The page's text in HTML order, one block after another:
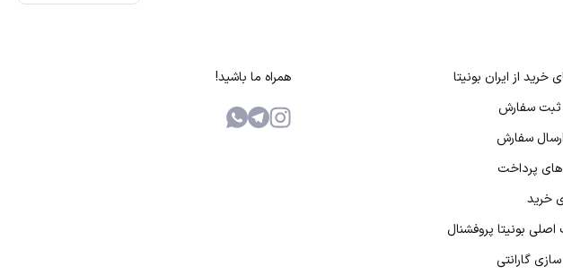
خرید از ایران بونیتا
ثبت سفارش
سفارش
پرداخت
خرید
بونیتا پروفشنال
گارانتی
همراه ما باشید!